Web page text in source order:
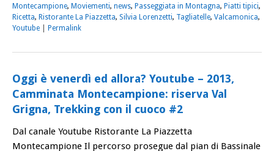
Montecampione, Moviementi, news, Passeggiata in Montagna, Piatti tipici,
Ricetta, Ristorante La Piazzetta, Silvia Lorenzetti, Tagliatelle, Valcamonica,
Youtube
Permalink
Oggi è venerdì ed allora? Youtube – 2013,
Camminata Montecampione: riserva Val
Grigna, Trekking con il cuoco #2
Dal canale Youtube Ristorante La Piazzetta
Montecampione Il percorso prosegue dal pian di Bassinale